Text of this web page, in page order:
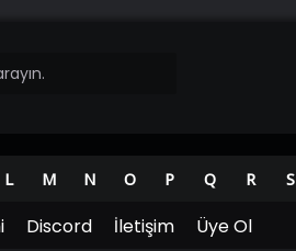
L M N O P Q R S
Discord İletişim Üye Ol